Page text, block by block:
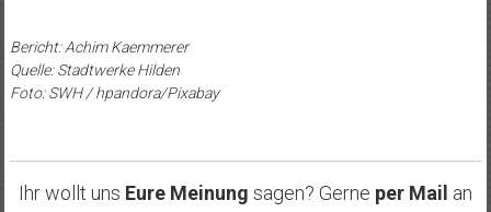
Bericht: Achim Kaemmerer
Quelle: Stadtwerke Hilden
Foto: SWH / hpandora/Pixabay
Ihr wollt uns Eure Meinung sagen? Gerne per Mail an